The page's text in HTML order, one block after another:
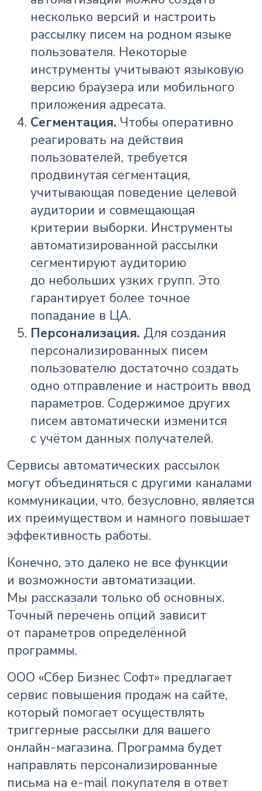
несколько версий и настроить
рассылку писем на родном языке
пользователя. Некоторые
инструменты учитывают языковую
версию браузера или мобильного
приложения адресата.
Сегментация. Чтобы оперативно
реагировать на действия
пользователей, требуется
продвинутая сегментация,
учитывающая поведение целевой
аудитории и совмещающая
критерии выборки. Инструменты
автоматизированной рассылки
сегментируют аудиторию
до небольших узких групп. Это
гарантирует более точное
попадание в ЦА.
Персонализация. Для создания
персонализированных писем
пользователю достаточно создать
одно отправление и настроить ввод
параметров. Содержимое других
писем автоматически изменится
с учётом данных получателей.
Сервисы автоматических рассылок
могут объединяться с другими каналами
коммуникации, что, безусловно, является
их преимуществом и намного повышает
эффективность работы.
Конечно, это далеко не все функции
и возможности автоматизации.
Мы рассказали только об основных.
Точный перечень опций зависит
от параметров определённой
программы.
ООО «Сбер Бизнес Софт» предлагает
сервис повышения продаж на сайте,
который помогает осуществлять
триггерные рассылки для вашего
онлайн-магазина. Программа будет
направлять персонализированные
письма на e-mail покупателя в ответ